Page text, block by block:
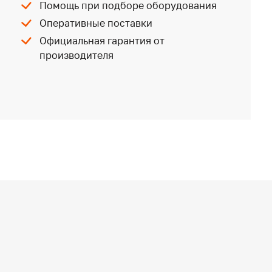
Помощь при подборе оборудования
Оперативные поставки
Официальная гарантия от
производителя